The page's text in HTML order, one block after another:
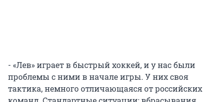
- «Лев» играет в быстрый хоккей, и у нас были
проблемы с ними в начале игры. У них своя
тактика, немного отличающаяся от российских